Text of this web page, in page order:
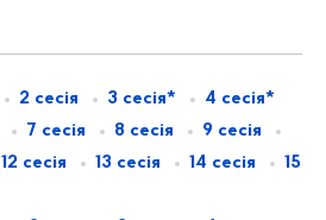
2 сесія 3 сесія*
4 сесія*
7 сесія 8 сесія
9 сесія
12 сесія 13 сесія 14 сесія
15